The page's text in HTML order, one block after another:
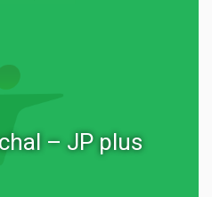
– JP plus